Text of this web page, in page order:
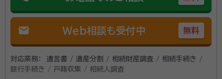
mail Web相談も受付中 無料
対応業務：
遺言書 / 遺産分割 / 相続財産調査 / 相続手続き /
銀行手続き / 戸籍収集 / 相続人調査